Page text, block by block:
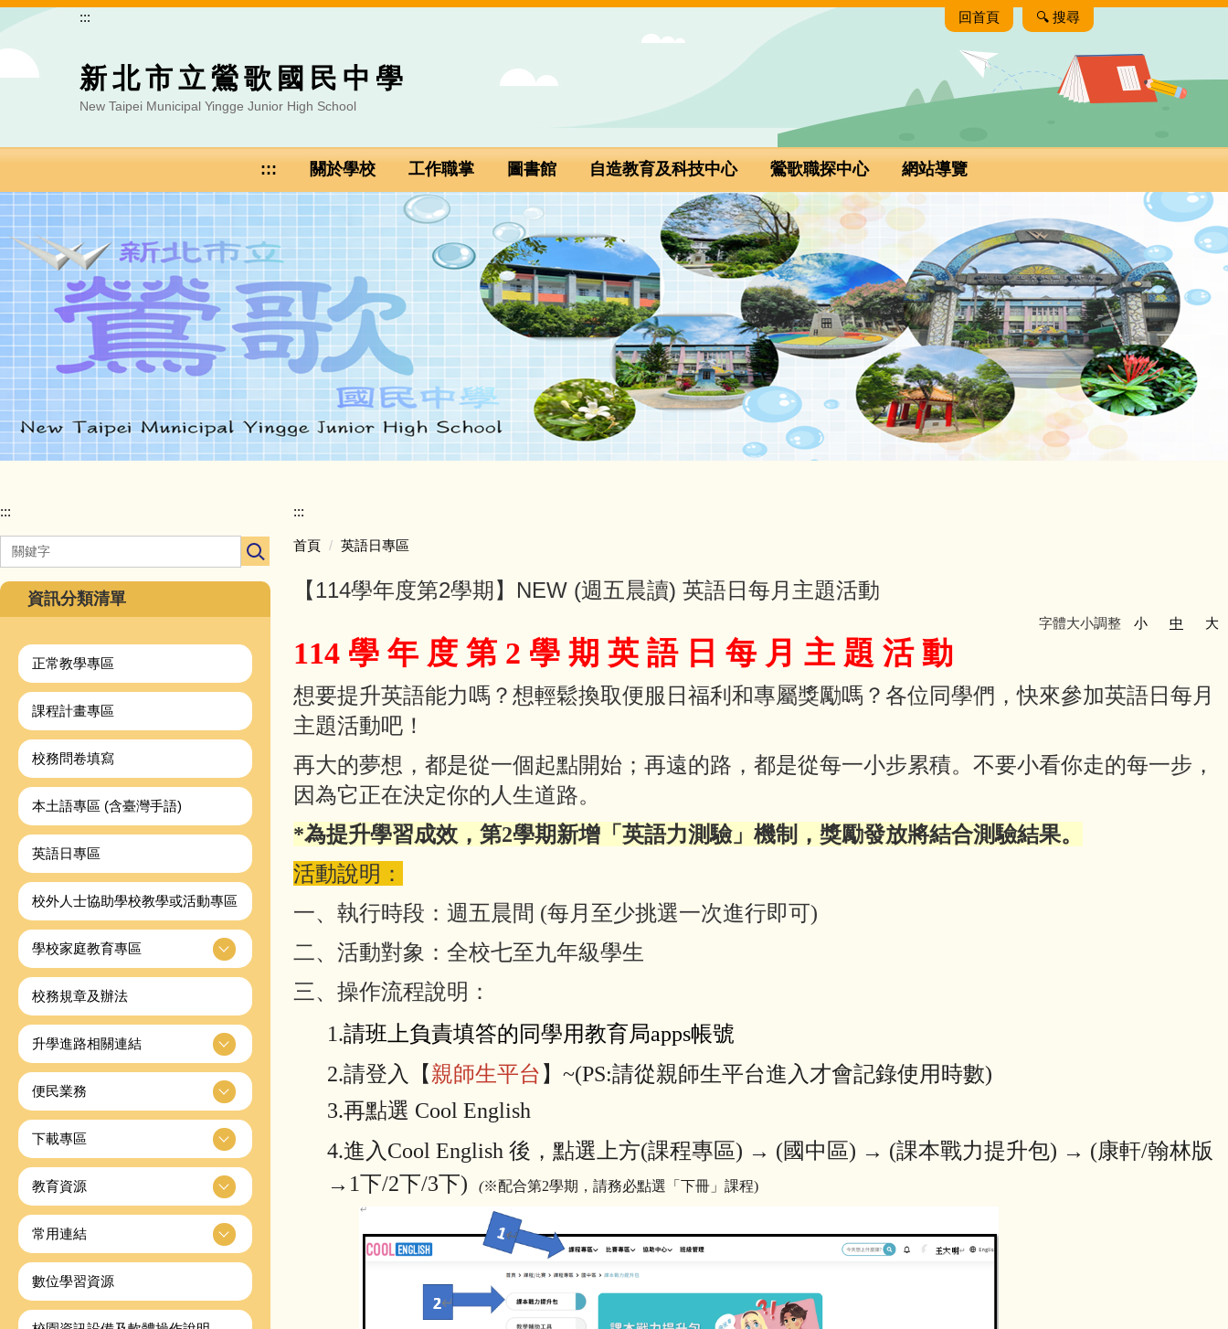
主
:::
新北市立鶯歌國民中學
New Taipei Municipal Yingge Junior High School
回首頁 🔍 搜尋
::: 關於學校 工作職掌 圖書館 自造教育及科技中心 鶯歌職探中心 網站導覽
:::
資訊分類清單
正常教學專區
課程計畫專區
校務問卷填寫
本土語專區 (含臺灣手語)
英語日專區
校外人士協助學校教學或活動專區
學校家庭教育專區
校務規章及辦法
升學進路相關連結
便民業務
下載專區
教育資源
常用連結
數位學習資源
:::
首頁 英語日專區
【114學年度第2學期】NEW (週五晨讀) 英語日每月主題活動
字體大小調整 小 中 大
114 學 年 度 第 2 學 期 英 語 日 每 月 主 題 活 動
想要提升英語能力嗎？想輕鬆換取便服日福利和專屬獎勵嗎？各位同學們，快來參加英語日每月
主題活動吧！
再大的夢想，都是從一個起點開始；再遠的路，都是從每一小步累積。不要小看你走的每一步，
因為它正在決定你的人生道路。
*為提升學習成效，第2學期新增「英語力測驗」機制，獎勵發放將結合測驗結果。
活動說明：
一、執行時段：週五晨間 (每月至少挑選一次進行即可)
二、活動對象：全校七至九年級學生
三、操作流程說明：
1.請班上負責填答的同學用教育局apps帳號
2.請登入【親師生平台】~(PS:請從親師生平台進入才會記錄使用時數)
3.再點選 Cool English
4.進入 Cool English後，點選上方(課程專區) → (國中區) → (課本戰力提升包) → (康軒/翰林版
→1下/2下/3下)(※配合第2學期，請務必點選「下冊」課程)